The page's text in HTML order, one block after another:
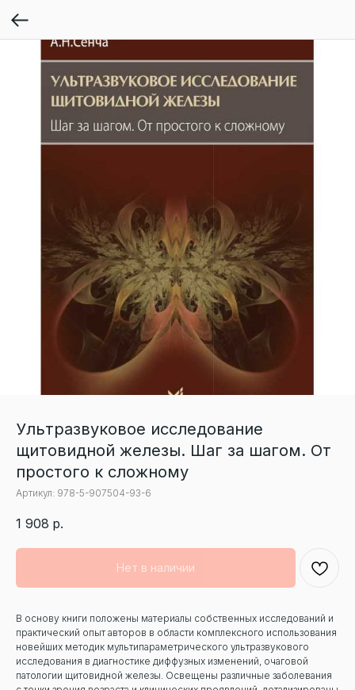
Ультразвуковое исследование
щитовидной железы. Шаг за шагом. От
простого к сложному
Артикул: 978-5-907504-93-6
1 908 р.
Нет в наличии
В основу книги положены материалы собственных исследований и
практический опыт авторов в области комплексного использования
новейших методик мультипараметрического ультразвукового
исследования в диагностике диффузных изменений, очаговой
патологии щитовидной железы. Освещены различные заболевания